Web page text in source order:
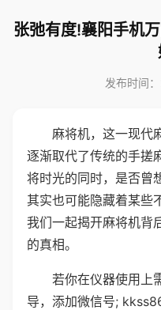
张弛有度!襄阳手机
发布时间
麻将机，这一现代
逐渐取代了传统的手搓
将时光的同时，是否曾
其实也可能隐藏着某些
我们一起揭开麻将机背
的真相。
若你在仪器使用上
导，添加微信号;